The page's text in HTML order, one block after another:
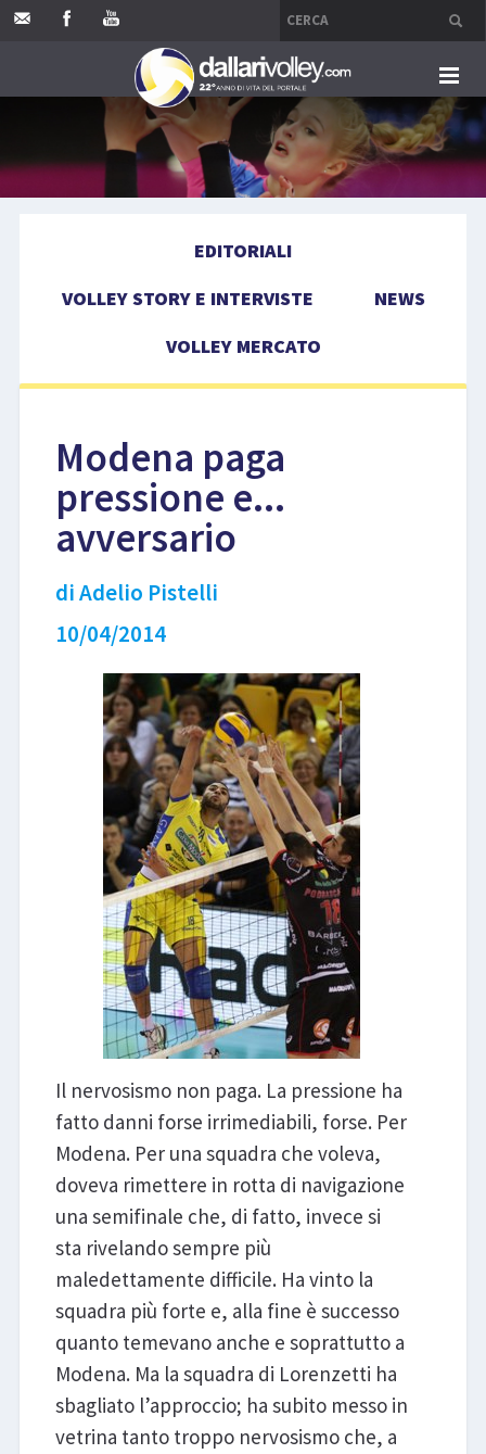
HOME
EVENTI
EDITORIALI
VOLLEY STORY E INTERVISTE
NEWS
VOLLEY MERCATO
Modena paga
pressione e...
avversario
di Adelio Pistelli
10/04/2014
Il nervosismo non paga. La pressione ha
fatto danni forse irrimediabili, forse. Per
Modena. Per una squadra che voleva,
doveva rimettere in rotta di navigazione
una semifinale che, di fatto, invece si
sta rivelando sempre più
maledettamente difficile. Ha vinto la
squadra più forte e, alla fine è successo
quanto temevano anche e soprattutto a
Modena. Ma la squadra di Lorenzetti ha
sbagliato l’approccio; ha subito messo in
vetrina tanto troppo nervosismo che, a